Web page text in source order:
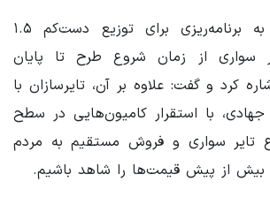
این مقام صنفی به برنامه‌ریزی برای توزیع دست‌کم ۱.۵
سواری از زمان شروع طرح تا پایان
کرد و گفت: علاوه بر آن، تایرسازان با
با استقرار کامیون‌هایی در سطح
تایر سواری و فروش مستقیم به مردم
بیش از پیش قیمت‌ها را شاهد باشیم.